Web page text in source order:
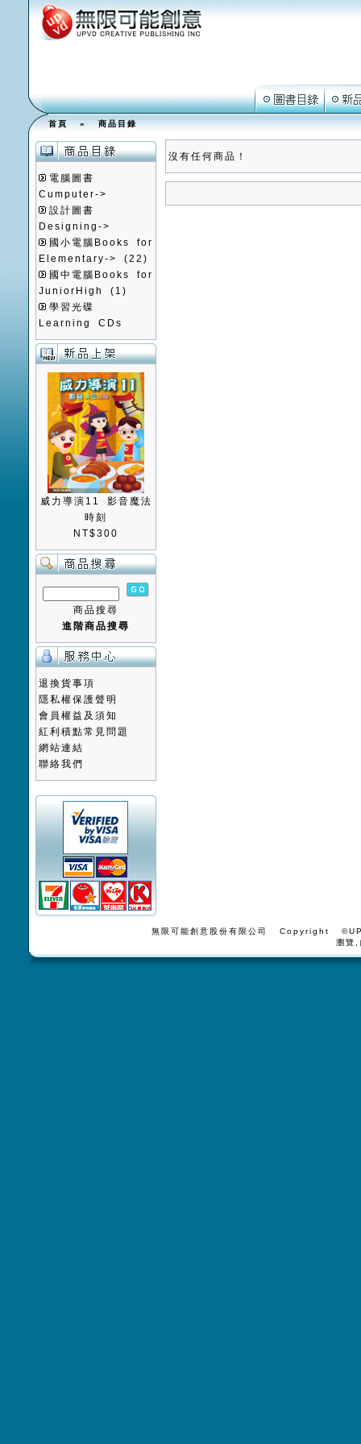
首頁»商品目錄
電腦圖書
Cumputer->
設計圖書
Designing->
國小電腦Books for
Elementary->
(22)
國中電腦Books for
JuniorHigh
(1)
學習光碟
Learning CDs
威力導演11 影音魔法
時刻
NT$300
商品搜尋
進階商品搜尋
退換貨事項
隱私權保護聲明
會員權益及須知
紅利積點常見問題
網站連結
聯絡我們
沒有任何商品！
無限可能創意股份有限公司 Copyright
瀏